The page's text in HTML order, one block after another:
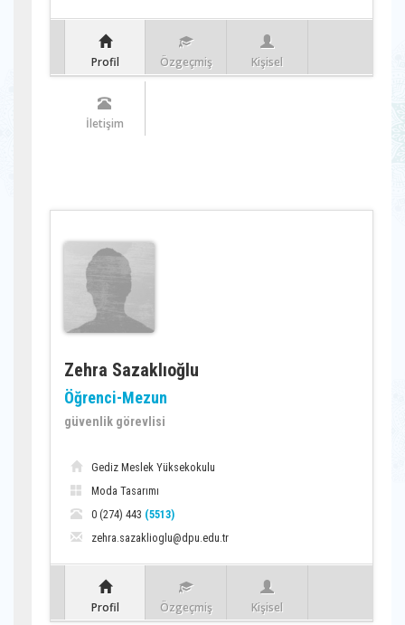
Profil Özgeçmiş Kişisel
İletişim
Zehra Sazaklıoğlu
Öğrenci-Mezun
güvenlik görevlisi
Gediz Meslek Yüksekokulu
Moda Tasarımı
0 (274) 443 (5513)
zehra.sazaklioglu@dpu.edu.tr
Profil Özgeçmiş Kişisel